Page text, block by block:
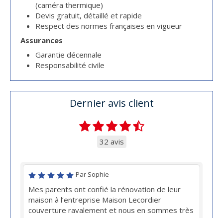
(caméra thermique)
Devis gratuit, détaillé et rapide
Respect des normes françaises en vigueur
Assurances
Garantie décennale
Responsabilité civile
Dernier avis client
32 avis
Par Sophie
Mes parents ont confié la rénovation de leur
maison à l’entreprise Maison Lecordier
couverture ravalement et nous en sommes très